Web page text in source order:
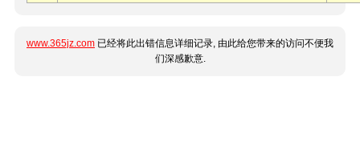
www.365jz.com 已经将此出错信息详细记录, 由此给您带来的访问不便我
们深感歉意.